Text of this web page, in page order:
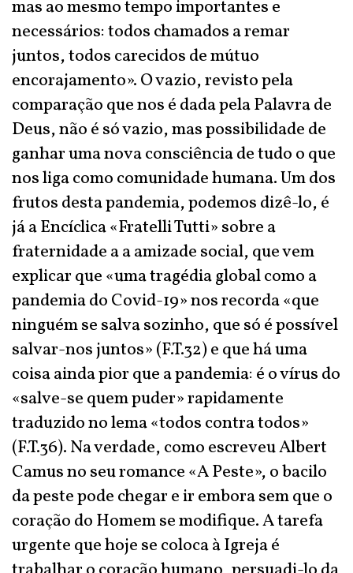
mas ao mesmo tempo importantes e
necessários: todos chamados a remar
juntos, todos carecidos de mútuo
encorajamento». O vazio, revisto pela
comparação que nos é dada pela Palavra de
Deus, não é só vazio, mas possibilidade de
ganhar uma nova consciência de tudo o que
nos liga como comunidade humana. Um dos
frutos desta pandemia, podemos dizê-lo, é
já a Encíclica «Fratelli Tutti» sobre a
fraternidade a a amizade social, que vem
explicar que «uma tragédia global como a
pandemia do Covid-19» nos recorda «que
ninguém se salva sozinho, que só é possível
salvar-nos juntos» (F.T.32) e que há uma
coisa ainda pior que a pandemia: é o vírus do
«salve-se quem puder» rapidamente
traduzido no lema «todos contra todos»
(F.T.36). Na verdade, como escreveu Albert
Camus no seu romance «A Peste», o bacilo
da peste pode chegar e ir embora sem que o
coração do Homem se modifique. A tarefa
urgente que hoje se coloca à Igreja é